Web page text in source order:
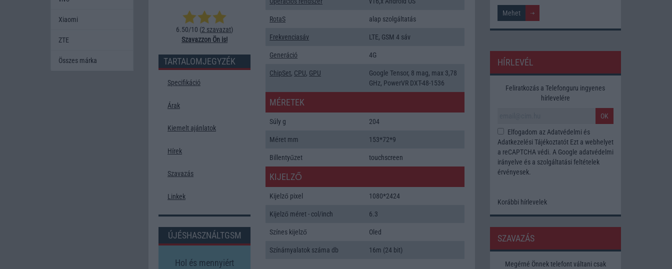
6.50/10 (2 szavazat)
Szavazzon Ön is!
TARTALOMJEGYZÉK
Specifikáció
Árak
Kiemelt ajánlatok
Hírek
Szavazás
Linkek
ÚJÉSHASZNÁLTGSM
Hol és mennyiért
RotaS alap szolgáltatás
Frekvenciasáv LTE, GSM 4 sáv
Generáció 4G
ChipSet, CPU, GPU
Google Tensor, 8 mag, max 3,78
GHz, PowerVR DXT-48-1536
MÉRETEK
Súly g 204
Méret mm 153*72*9
Billentyűzet touchscreen
KIJELZŐ
Kijelző pixel 1080*2424
Kijelző méret - col/inch 6.3
Színes kijelző Oled
Színárnyalatok száma db 16m (24 bit)
HÍRLEVÉL
Feliratkozás a Telefonguru ingyenes
hírlevelére
OK
Elfogadom az Adatvédelmi és
Adatkezelési TájékoztatótEzt a webhelyet
a reCAPTCHA védi. A Google adatvédelmi
irányelve és a szolgáltatási feltételek
érvényesek.
Korábbi hírlevelek
SZAVAZÁS
Megérné Önnek telefont váltani csak
Xiaomi
ZTE
Összes márka